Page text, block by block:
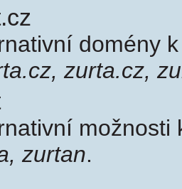
domény
zurta.cz,
zurtan.